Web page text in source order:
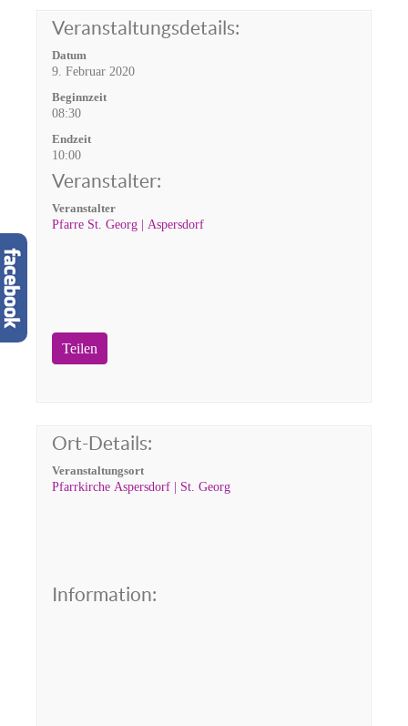
Veranstaltungsdetails:
Datum
9. Februar 2020
Beginnzeit
08:30
Endzeit
10:00
Veranstalter:
Veranstalter
Pfarre St. Georg | Aspersdorf
Teilen
Ort-Details:
Veranstaltungsort
Pfarrkirche Aspersdorf | St. Georg
Information: